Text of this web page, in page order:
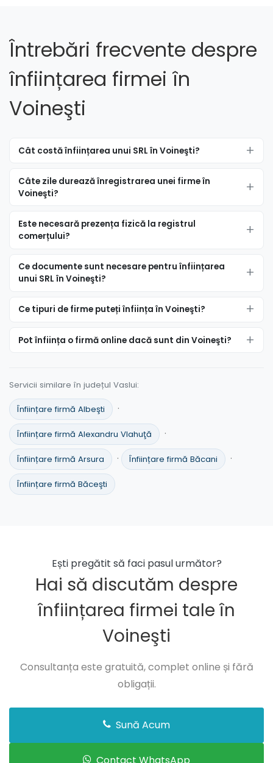
Întrebări frecvente despre
înființarea firmei în
Voineşti
Cât costă înființarea unui SRL în Voineşti?
Câte zile durează înregistrarea unei firme în
Voineşti?
Este necesară prezența fizică la registrul
comerțului?
Ce documente sunt necesare pentru înființarea
unui SRL în Voineşti?
Ce tipuri de firme puteți înființa în Voineşti?
Pot înființa o firmă online dacă sunt din Voineşti?
Servicii similare în județul Vaslui:
Înființare firmă Albeşti ·
Înființare firmă Alexandru Vlahuţă ·
Înființare firmă Arsura · Înființare firmă Băcani ·
Înființare firmă Băceşti
Ești pregătit să faci pasul următor?
Hai să discutăm despre
înființarea firmei tale în
Voineşti
Consultanța este gratuită, complet online și fără
obligații.
Sună Acum